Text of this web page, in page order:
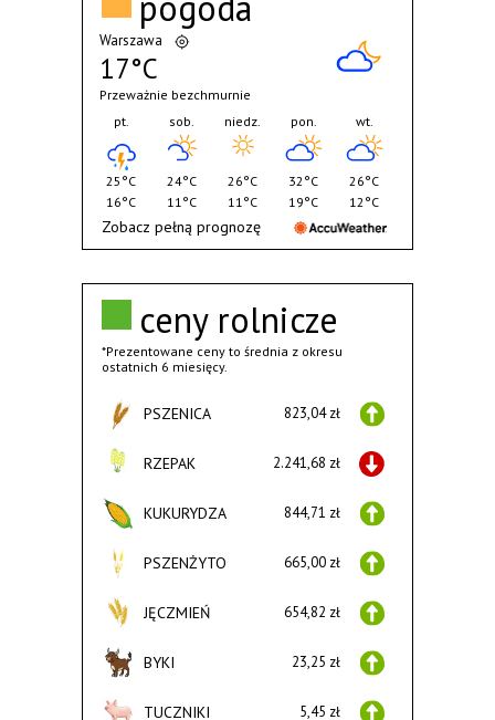
ceny rolnicze
*Prezentowane ceny to średnia z okresu
ostatnich 6 miesięcy.
PSZENICA 823,04 zł
RZEPAK 2.241,68 zł
KUKURYDZA 844,71 zł
PSZENŻYTO 665,00 zł
JĘCZMIEŃ 654,82 zł
BYKI 23,25 zł
TUCZNIKI 5,45 zł
Warszawa
17°C
Przeważnie bezchmurnie
pt.
25°C
16°C
sob.
24°C
11°C
niedz.
26°C
11°C
pon.
32°C
19°C
wt.
26°C
12°C
Zobacz pełną prognozę